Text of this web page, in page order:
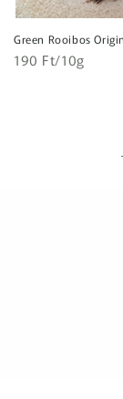
Green Rooibos
Normál
Egységár
190 Ft/10g